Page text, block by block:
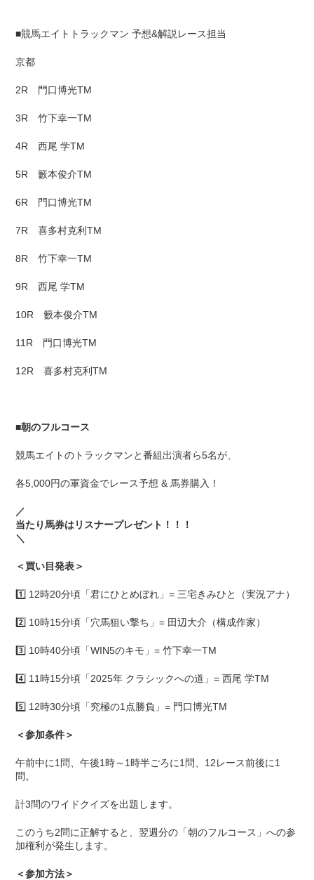
■競馬エイトトラックマン 予想&解説レース担当
京都
2R 門口博光TM
3R 竹下幸一TM
4R 西尾 学TM
5R 籔本俊介TM
6R 門口博光TM
7R 喜多村克利TM
8R 竹下幸一TM
9R 西尾 学TM
10R 籔本俊介TM
11R 門口博光TM
12R 喜多村克利TM
■朝のフルコース
競馬エイトのトラックマンと番組出演者ら5名が、
各5,000円の軍資金でレース予想 & 馬券購入！
／
当たり馬券はリスナープレゼント！！！
＼
＜買い目発表＞
1️⃣ 12時20分頃「君にひとめぼれ」= 三宅きみひと（実況アナ）
2️⃣ 10時15分頃「穴馬狙い撃ち」= 田辺大介（構成作家）
3️⃣ 10時40分頃「WIN5のキモ」= 竹下幸一TM
4️⃣ 11時15分頃「2025年 クラシックへの道」= 西尾 学TM
5️⃣ 12時30分頃「究極の1点勝負」= 門口博光TM
＜参加条件＞
午前中に1問、午後1時～1時半ごろに1問、12レース前後に1
問。
計3問のワイドクイズを出題します。
このうち2問に正解すると、翌週分の「朝のフルコース」への参
加権利が発生します。
＜参加方法＞